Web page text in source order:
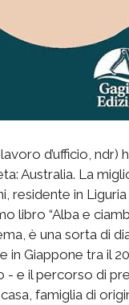
d’ufficio,
Australia. La
residente in
libro “Alba e
è una sorta di
in Giappone tra il
- e il percorso di
famiglia di